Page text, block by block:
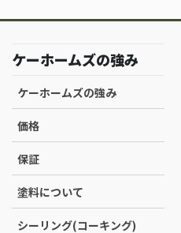
ケーホームズの強み
ケーホームズの強み
価格
保証
塗料について
シーリング(コーキング)